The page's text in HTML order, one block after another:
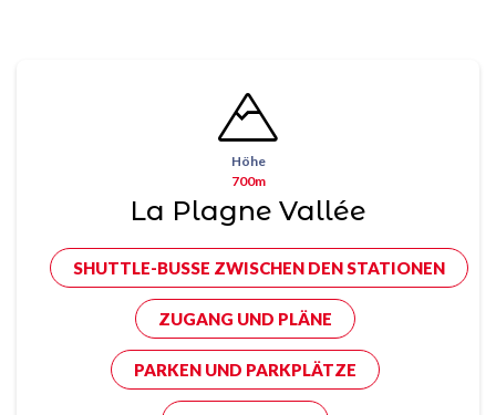
Höhe
700m
La Plagne Vallée
SHUTTLE-BUSSE ZWISCHEN DEN STATIONEN
ZUGANG UND PLÄNE
PARKEN UND PARKPLÄTZE